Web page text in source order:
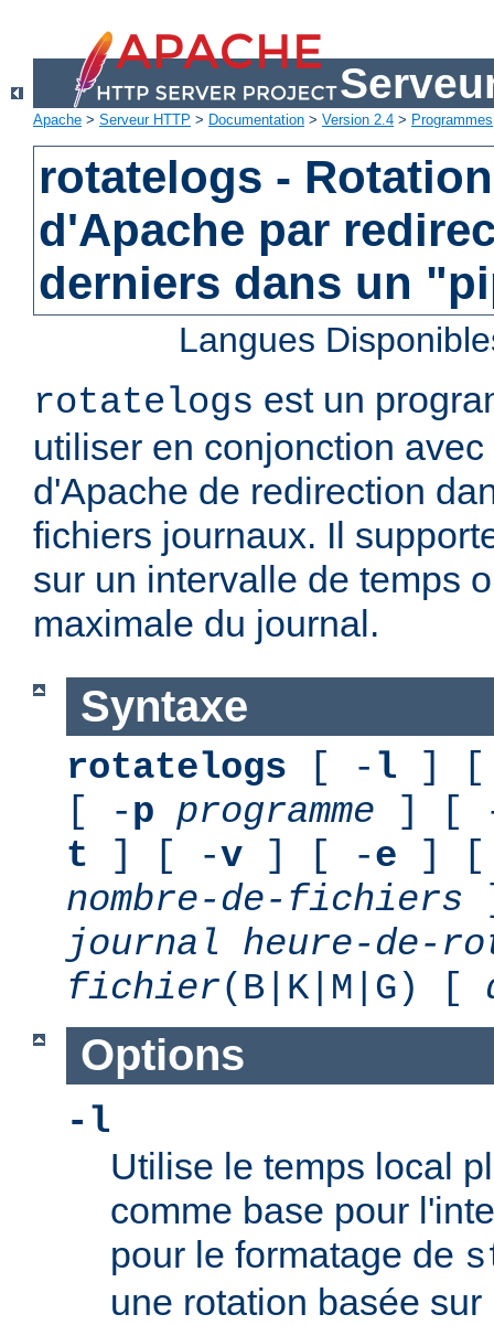
Apache > Serveur HTTP > Documentation > Version 2.4 > Programmes
rotatelogs -
d'Apache par
derniers dans un
Langues
rotatelogs est un
utiliser en conjonction
d'Apache de redirection
fichiers journaux. Il
sur un intervalle de temps
maximale du journal.
Syntaxe
rotatelogs [ - l ] [
[ -p programme ] [
t ] [ -v ] [ -e ] [
nombre-de-fichiers
journal
heure-de-
fichier(B|K|M|G) [
Options
-l
Utilise le temps local
comme base pour
pour le formatage de
une rotation basée sur